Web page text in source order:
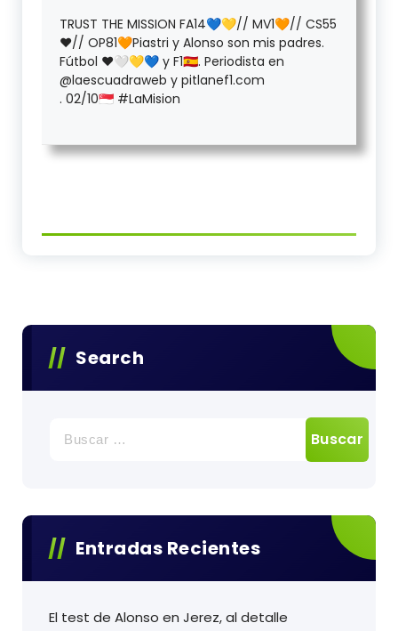
TRUST THE MISSION FA14💙💛// MV1🧡// CS55
❤️// OP81🧡Piastri y Alonso son mis padres.
Fútbol ❤️🤍💛💙 y F1🇪🇦. Periodista en
@laescuadraweb y pitlanef1.com
. 02/10🇸🇬 #LaMision
Search
Entradas Recientes
El test de Alonso en Jerez, al detalle